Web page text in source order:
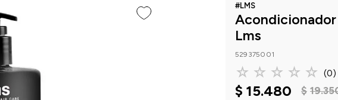
#LMS
Lms
529375001
☆ ☆ ☆ ☆ ☆ (0)
$ 15.480 $ 19.